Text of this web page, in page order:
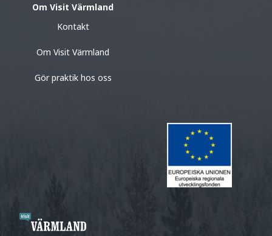
Om Visit Värmland
Kontakt
Om Visit Värmland
Gör praktik hos oss